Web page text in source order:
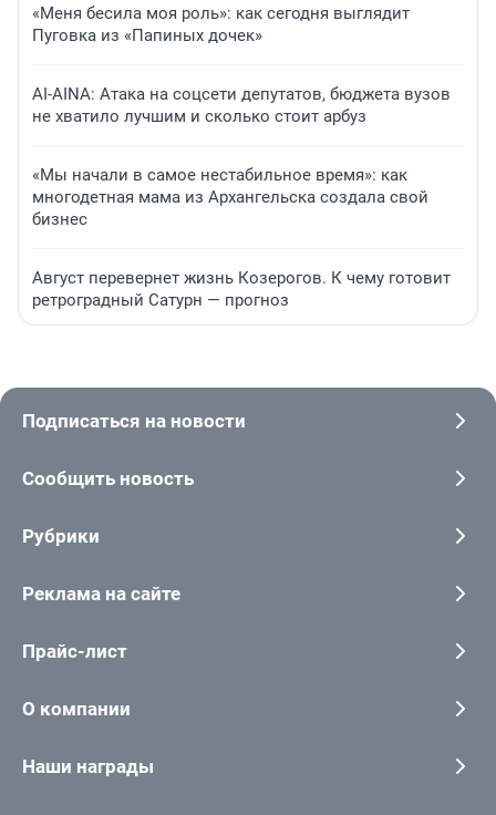
«Меня бесила моя роль»: как сегодня выглядит
Пуговка из «Папиных дочек»
AI-AINA: Атака на соцсети депутатов, бюджета вузов
не хватило лучшим и сколько стоит арбуз
«Мы начали в самое нестабильное время»: как
многодетная мама из Архангельска создала свой
бизнес
Август перевернет жизнь Козерогов. К чему готовит
ретроградный Сатурн — прогноз
Подписаться на новости
Сообщить новость
Рубрики
Реклама на сайте
Прайс-лист
О компании
Наши награды